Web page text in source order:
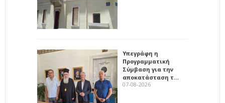
Υπεγράφη η
Προγραμματική
Σύμβαση για την
αποκατάσταση τ…
07-08-2026